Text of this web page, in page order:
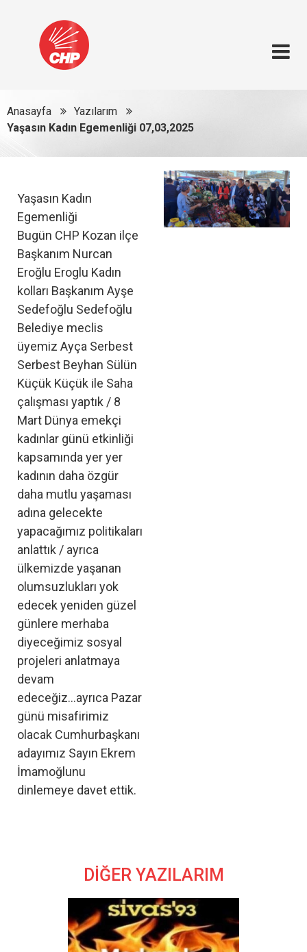
Anasayfa
Yazılarım
Yaşasın Kadın Egemenliği 07,03,2025
Yaşasın Kadın
Egemenliği
Bugün CHP Kozan ilçe
Başkanım Nurcan
Eroğlu Eroglu Kadın
kolları Başkanım Ayşe
Sedefoğlu Sedefoğlu
Belediye meclis
üyemiz Ayça Serbest
Serbest Beyhan Sülün
Küçük Küçük ile Saha
çalışması yaptık / 8
Mart Dünya emekçi
kadınlar günü etkinliği
kapsamında yer yer
kadının daha özgür
daha mutlu yaşaması
adına gelecekte
yapacağımız politikaları
anlattık / ayrıca
ülkemizde yaşanan
olumsuzlukları yok
edecek yeniden güzel
günlere merhaba
diyeceğimiz sosyal
projeleri anlatmaya
devam
edeceğiz...ayrıca Pazar
günü misafirimiz
olacak Cumhurbaşkanı
adayımız Sayın Ekrem
İmamoğlunu
dinlemeye davet ettik.
DİĞER YAZILARIM